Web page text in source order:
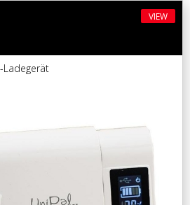
VIEW
Ladegerät